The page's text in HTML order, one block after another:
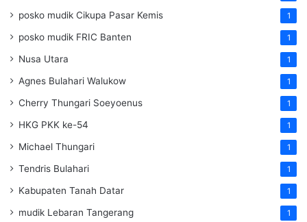
posko mudik Cikupa Pasar Kemis 1
posko mudik FRIC Banten 1
Nusa Utara 1
Agnes Bulahari Walukow 1
Cherry Thungari Soeyoenus 1
HKG PKK ke-54 1
Michael Thungari 1
Tendris Bulahari 1
Kabupaten Tanah Datar 1
mudik Lebaran Tangerang 1